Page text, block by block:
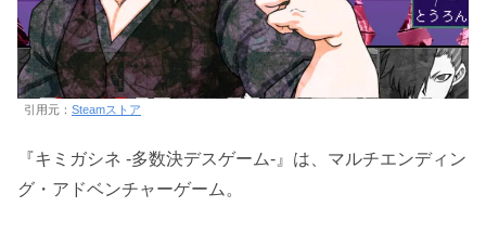
引用元： Steamストア
『キミガシネ -多数決デスゲーム-』は、マルチエンディン
グ・アドベンチャーゲーム。